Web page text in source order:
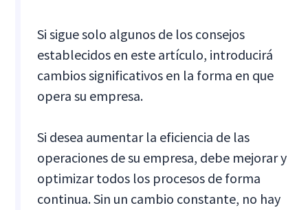
Si sigue solo algunos de los consejos
establecidos en este artículo, introducirá
cambios significativos en la forma en que
opera su empresa.
Si desea aumentar la eficiencia de las
operaciones de su empresa, debe mejorar y
optimizar todos los procesos de forma
continua. Sin un cambio constante, no hay